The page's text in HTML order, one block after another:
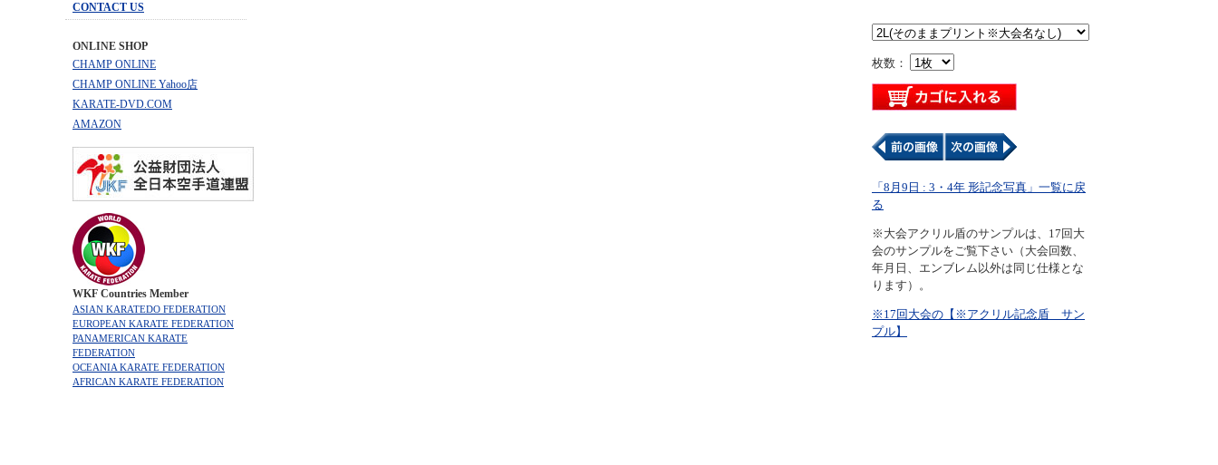
CONTACT US
ONLINE SHOP
CHAMP ONLINE
CHAMP ONLINE Yahoo店
KARATE-DVD.COM
AMAZON
WKF Countries Member
ASIAN KARATEDO FEDERATION
EUROPEAN KARATE FEDERATION
PANAMERICAN KARATE
FEDERATION
OCEANIA KARATE FEDERATION
AFRICAN KARATE FEDERATION
枚数：
「8月9日 : 3・4年 形記念写真」一覧に戻
る
※大会アクリル盾のサンプルは、17回大
会のサンプルをご覧下さい（大会回数、
年月日、エンブレム以外は同じ仕様とな
ります）。
※17回大会の【※アクリル記念盾 サン
プル】